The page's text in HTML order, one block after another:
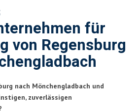
für
von Regensburg
nach Mönchengladbach und
zuverlässigen